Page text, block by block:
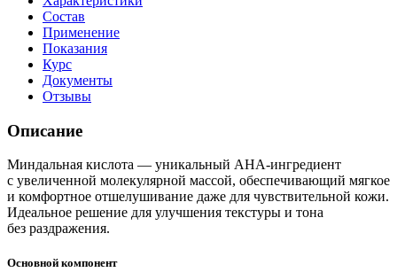
Состав
Применение
Показания
Курс
Документы
Отзывы
Описание
Миндальная кислота — уникальный AHA-ингредиент
с увеличенной молекулярной массой, обеспечивающий мягкое
и комфортное отшелушивание даже для чувствительной кожи.
Идеальное решение для улучшения текстуры и тона
без раздражения.
Основной компонент